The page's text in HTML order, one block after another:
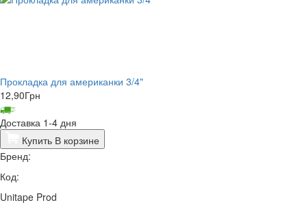
Прокладка для американки 3/4"
12,90Грн
Доставка 1-4 дня
Купить В корзине
Бренд:
Код:
Unitape Prod